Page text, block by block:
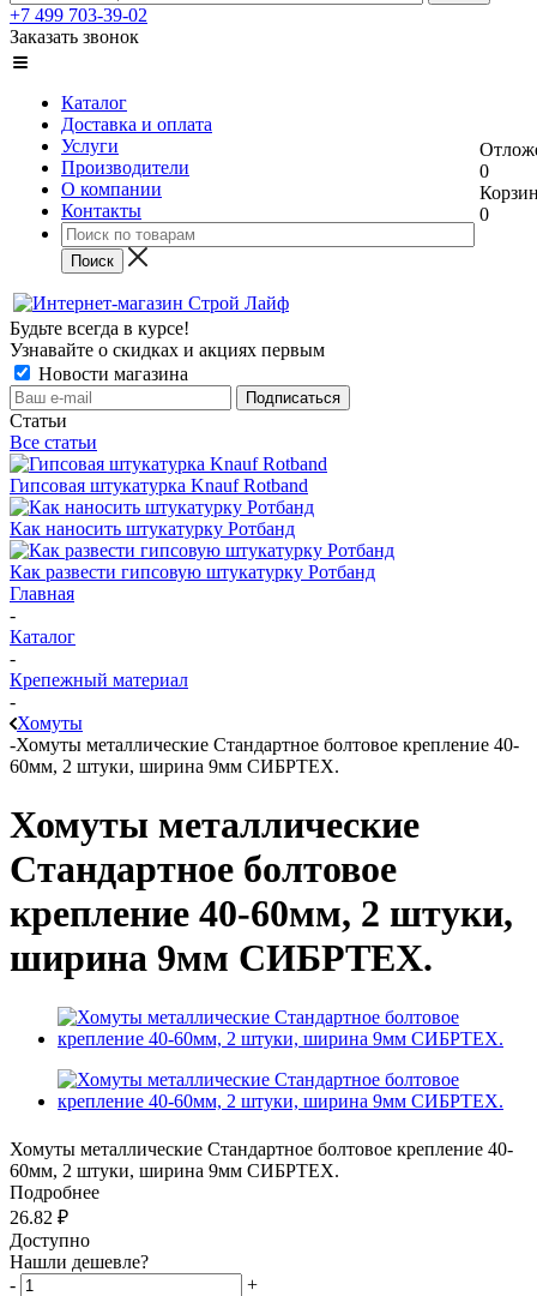
+7 499 703-39-02
Заказать звонок
Каталог
Доставка и оплата
Услуги
Производители
О компании
Контакты
0
0
Будьте всегда в курсе!
Узнавайте о скидках и акциях первым
Новости магазина
Статьи
Все статьи
Гипсовая штукатурка Knauf Rotband
Как наносить штукатурку Ротбанд
Как развести гипсовую штукатурку Ротбанд
Главная
-
Каталог
-
Крепежный материал
-
Хомуты
-Хомуты металлические Стандартное болтовое крепление 40-
60мм, 2 штуки, ширина 9мм СИБРТЕХ.
Хомуты металлические
Стандартное болтовое
крепление 40-60мм, 2 штуки,
ширина 9мм СИБРТЕХ.
Хомуты металлические Стандартное болтовое крепление 40-
60мм, 2 штуки, ширина 9мм СИБРТЕХ.
Подробнее
26.82 ₽
Доступно
Нашли дешевле?
-
+